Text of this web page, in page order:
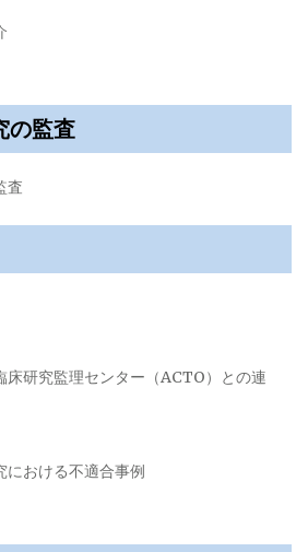
の監査
査
床研究監理センター（ACTO）との連
における不適合事例